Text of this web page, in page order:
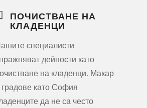
ПОЧИСТВАНЕ НА
КЛАДЕНЦИ
специалисти
дейности като
на кладенци. Макар
градове като София
да не са често